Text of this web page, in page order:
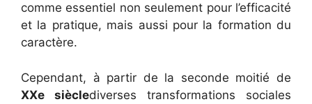
comme essentiel non seulement pour l’efficacité
et la pratique, mais aussi pour la formation du
caractère.
Cependant, à partir de la seconde moitié de
XXe sièclediverses transformations sociales